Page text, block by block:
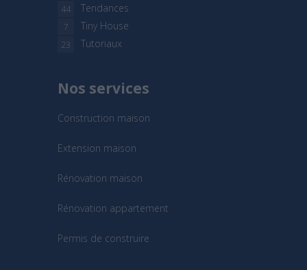
Tendances
44
Tiny House
7
Tutoriaux
23
Nos services
Construction maison
Extension maison
Rénovation maison
Rénovation appartement
Permis de construire